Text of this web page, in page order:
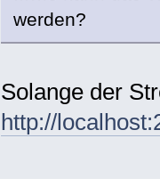
werden?
Solange der
http://